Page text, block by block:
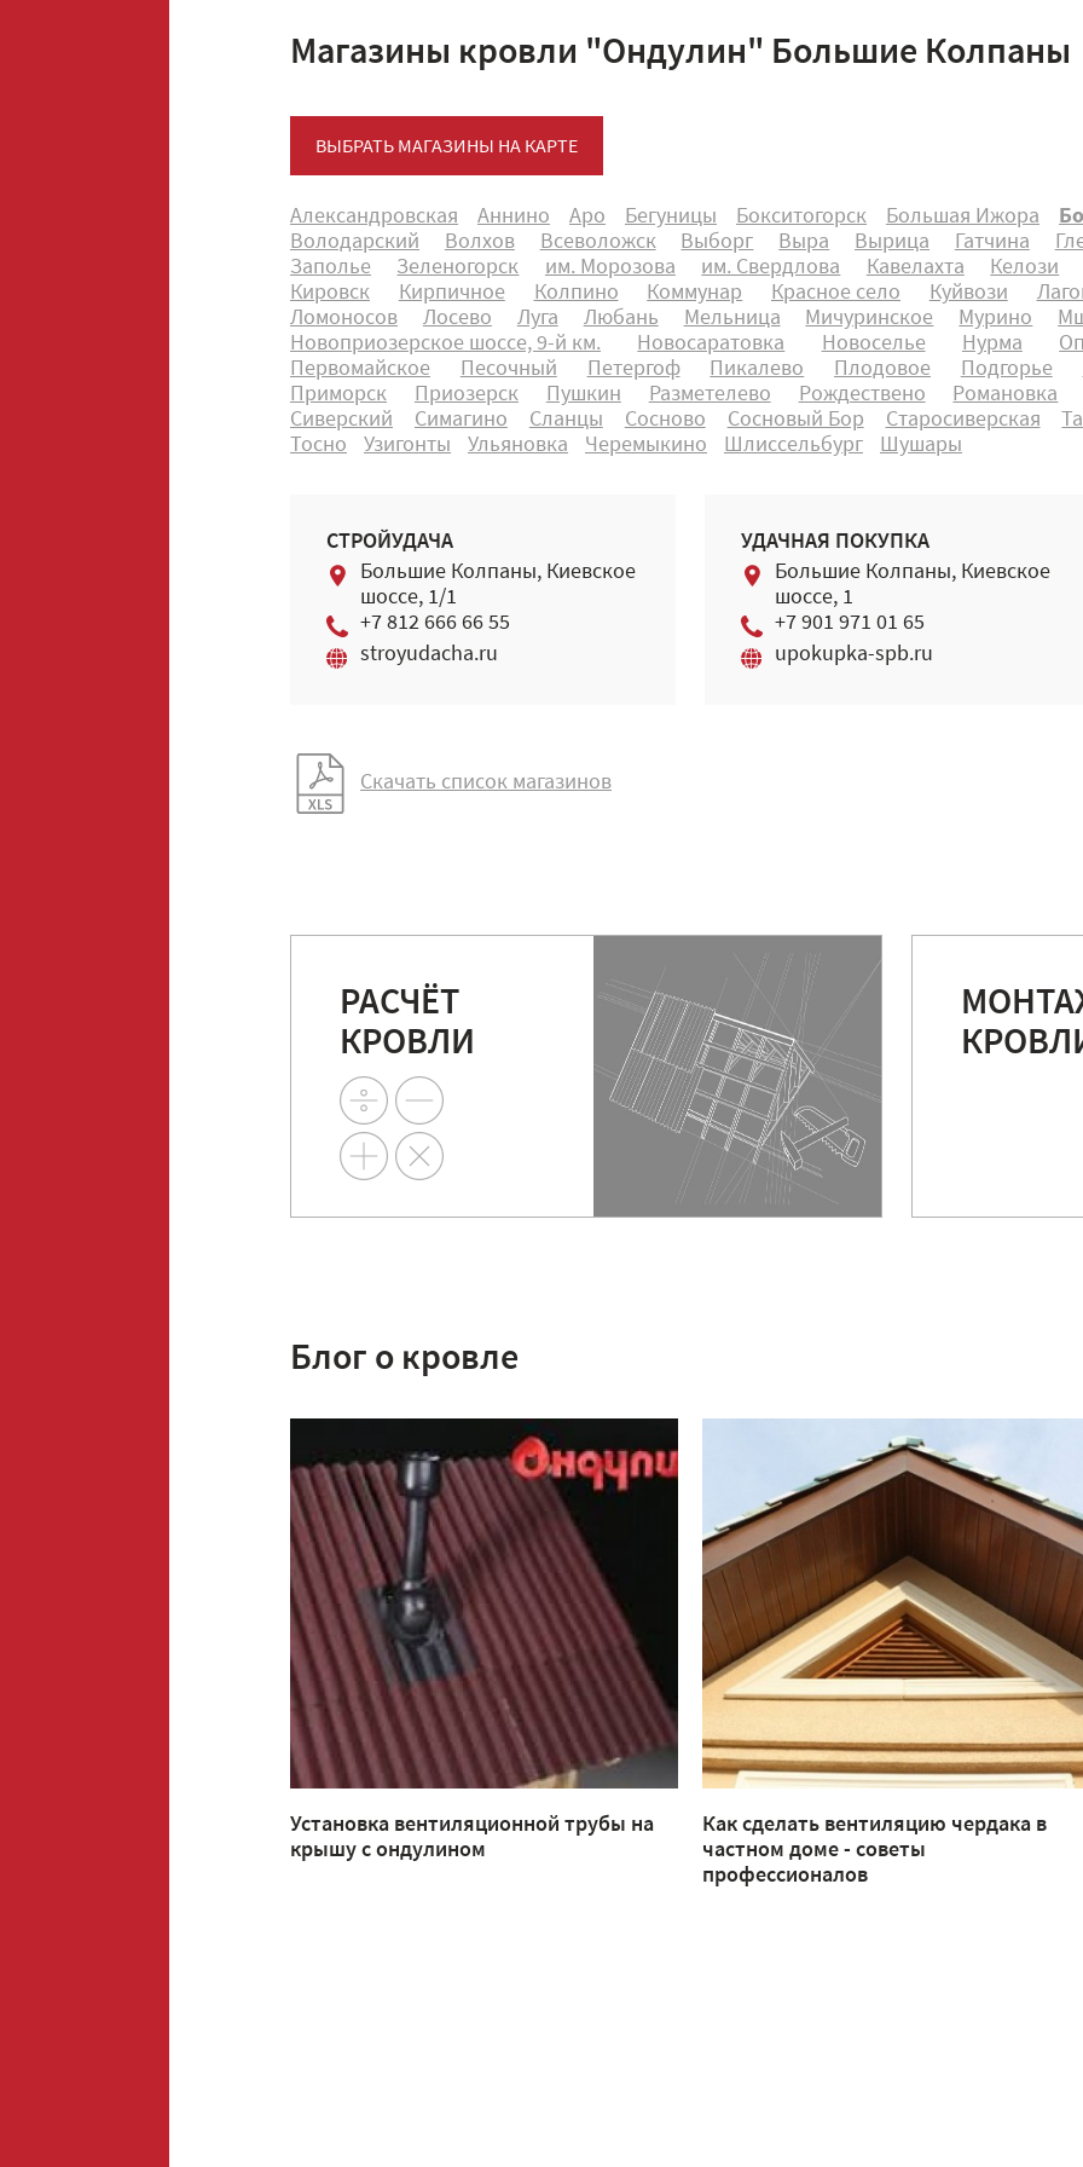
Магазины кровли "Ондулин" Большие Колпаны
ВЫБРАТЬ МАГАЗИНЫ НА КАРТЕ
Александровская Аннино Аро Бегуницы Бокситогорск Большая Ижора
Володарский
Волхов Всеволожск Выборг Выра Вырица Гатчина
Заполье
Зеленогорск им. Морозова им. Свердлова Кавелахта
Келози
Кировск
Кирпичное Колпино Коммунар Красное село Куйвози
Ломоносов
Лосево Луга Любань Мельница Мичуринское Мурино
Новоприозерское шоссе, 9-й км.
Новосаратовка Новоселье Нурма
Первомайское
Песочный Петергоф Пикалево Плодовое Подгорье
Приморск
Приозерск Пушкин Разметелево Рождествено
Романовка
Сиверский
Симагино Сланцы Сосново Сосновый Бор Старосиверская
Тосно
Узигонты Ульяновка Черемыкино Шлиссельбург Шушары
СТРОЙУДАЧА
Большие Колпаны, Киевское
шоссе, 1/1
+7 812 666 66 55
stroyudacha.ru
УДАЧНАЯ ПОКУПКА
Большие Колпаны, Киевское
шоссе, 1
+7 901 971 01 65
upokupka-spb.ru
Скачать список магазинов
РАСЧЁТ
КРОВЛИ
Блог о кровле
Установка вентиляционной трубы на
крышу с ондулином
Как сделать вентиляцию чердака в
частном доме - советы
профессионалов